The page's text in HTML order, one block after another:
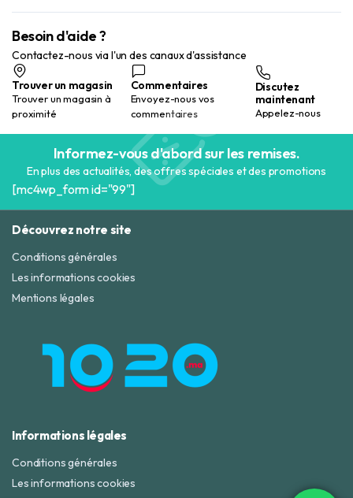
Besoin d'aide ?
Contactez-nous via l'un des canaux d'assistance
Trouver un magasin
Trouver un magasin à
proximité
Commentaires
Envoyez-nous vos
commentaires
Discutez
maintenant
Appelez-nous
Informez-vous d'abord sur les remises.
En plus des actualités, des offres spéciales et des promotions
[mc4wp_form id="99"]
Découvrez notre site
Conditions générales
Les informations cookies
Mentions légales
Informations légales
Conditions générales
Les informations cookies